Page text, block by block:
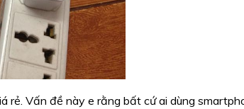
rẻ. Vấn đề này e rằng bất cứ ai dùng